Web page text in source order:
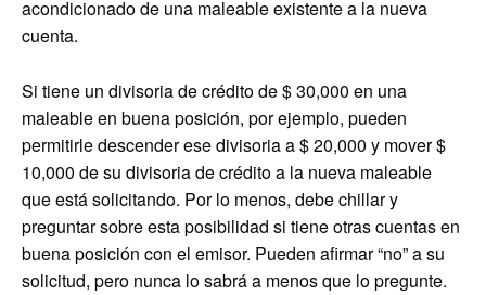
acondicionado de una maleable existente a la nueva
cuenta.
Si tiene un divisoria de crédito de $ 30,000 en una
maleable en buena posición, por ejemplo, pueden
permitirle descender ese divisoria a $ 20,000 y mover $
10,000 de su divisoria de crédito a la nueva maleable
que está solicitando. Por lo menos, debe chillar y
preguntar sobre esta posibilidad si tiene otras cuentas en
buena posición con el emisor. Pueden afirmar “no” a su
solicitud, pero nunca lo sabrá a menos que lo pregunte.